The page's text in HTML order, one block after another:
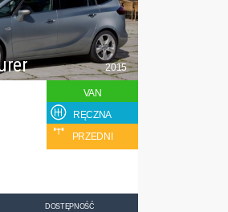
2015
VAN
RĘCZNA
PRZEDNI
DOSTĘPNOŚĆ